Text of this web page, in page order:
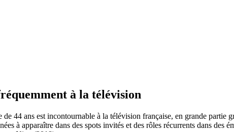
à la télévision
44 ans est incontournable à la télévision française, en grande partie
à apparaître dans des spots invités et des rôles récurrents dans